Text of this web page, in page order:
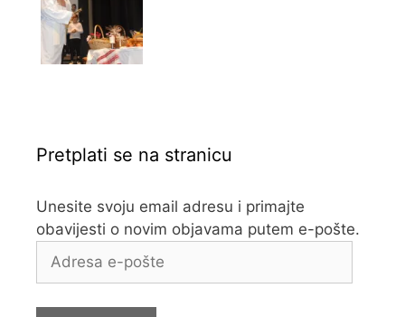
Pretplati se na stranicu
Unesite svoju email adresu i primajte
obavijesti o novim objavama putem e-pošte.
Adresa